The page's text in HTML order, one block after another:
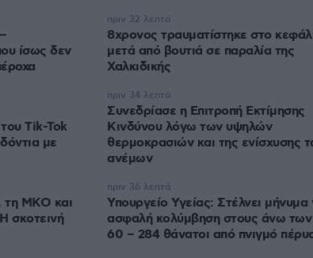
ίσως δεν
Tik-Tok
με
τη ΜΚΟ και
σκοτεινή
8χρονος τραυματίστηκε στο
μετά από βουτιά σε παραλία της
Χαλκιδικής
πριν 32 λεπτά
Συνεδρίασε η Επιτροπή Εκτίμησης
Κινδύνου λόγω των υψηλών
θερμοκρασιών και της ενίσχυσης
ανέμων
πριν 34 λεπτά
Υπουργείο Υγείας: Στέλνει μήνυμα
ασφαλή κολύμβηση στους άνω των
60 – 284 θάνατοι από πνιγμό
πριν 36 λεπτά